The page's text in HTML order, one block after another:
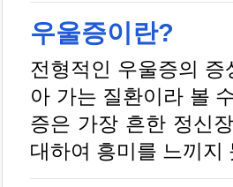
우울증이란?
전형적인 우울증의
아 가는 질환이라 볼
증은 가장 흔한 정신
대하여 흥미를 느끼지